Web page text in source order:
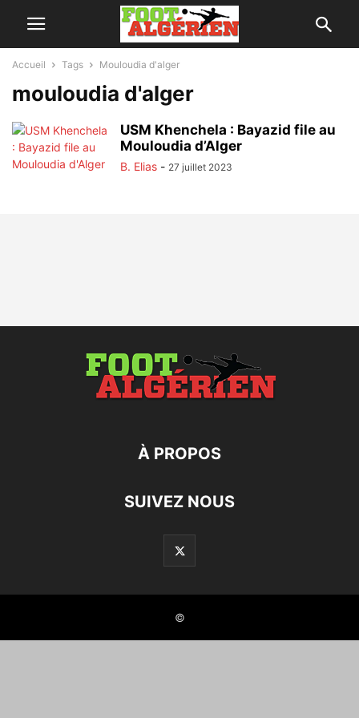
Accueil Tags Mouloudia d'alger
mouloudia d'alger
USM Khenchela : Bayazid file au
Mouloudia d’Alger
B. Elias - 27 juillet 2023
À PROPOS
SUIVEZ NOUS
©